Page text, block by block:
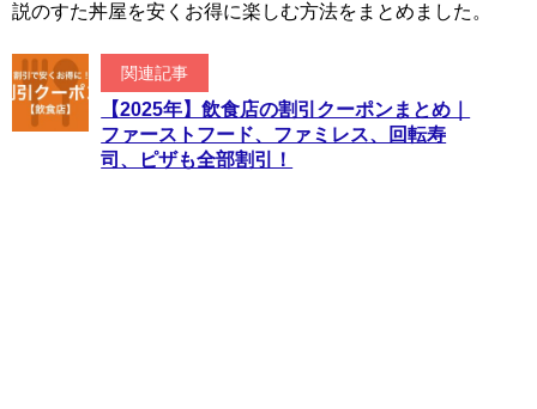
説のすた丼屋を安くお得に楽しむ方法をまとめました。
関連記事
【2025年】飲食店の割引クーポンまとめ｜
ファーストフード、ファミレス、回転寿
司、ピザも全部割引！